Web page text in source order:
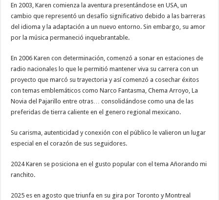
En 2003, Karen comienza la aventura presentándose en USA, un
cambio que representó un desafío significativo debido a las barreras
del idioma y la adaptación a un nuevo entorno. Sin embargo, su amor
por la música permaneció inquebrantable.
En 2006 Karen con determinación, comenzó a sonar en estaciones de
radio nacionales lo que le permitió mantener viva su carrera con un
proyecto que marcó su trayectoria y así comenzó a cosechar éxitos
con temas emblemáticos como Narco Fantasma, Chema Arroyo, La
Novia del Pajarillo entre otras… consolidándose como una de las
preferidas de tierra caliente en el genero regional mexicano.
Su carisma, autenticidad y conexión con el público le valieron un lugar
especial en el corazón de sus seguidores.
2024 Karen se posiciona en el gusto popular con el tema Añorando mi
ranchito.
2025 es en agosto que triunfa en su gira por Toronto y Montreal